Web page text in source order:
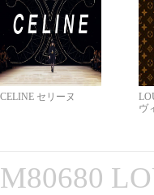
CELINE セリーヌ
ヴ
M80680